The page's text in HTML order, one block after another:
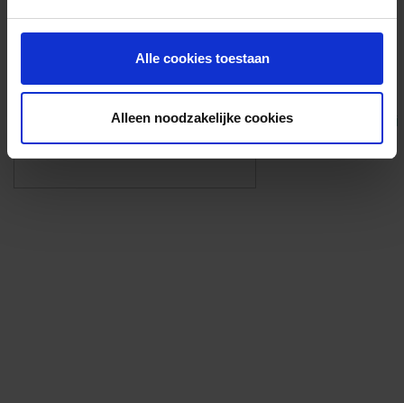
Alle cookies toestaan
Alleen noodzakelijke cookies
Foto’s ({{photos.length}})
Eigen foto’s